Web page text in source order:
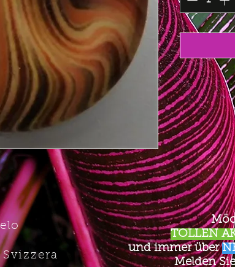
TOLLEN
und immer über
Melden